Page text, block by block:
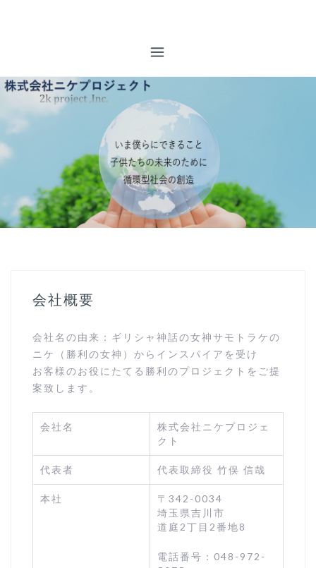
ツ
へ
ッ
プ
ス厳守を行い、排出事業者様【お客様】のニーズにあった最
会社概要
会社名の由来：ギリシャ神話の女神サモトラケの
ニケ（勝利の女神）からインスパイアを受け
お客様のお役にたてる勝利のプロジェクトをご提
案致します。
会社名
株式会社ニケプロジェ
クト
代表者 代表取締役 竹俣 信哉
本社
〒342-0034
埼玉県吉川市
道庭2丁目2番地8
電話番号：048-972-